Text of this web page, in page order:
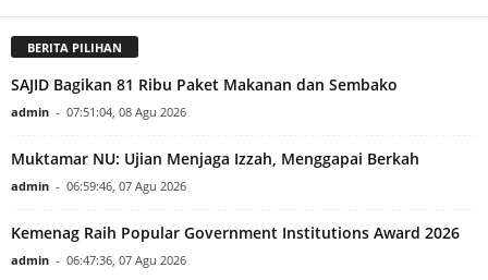
BERITA PILIHAN
SAJID Bagikan 81 Ribu Paket Makanan dan Sembako
admin - 07:51:04, 08 Agu 2026
Muktamar NU: Ujian Menjaga Izzah, Menggapai Berkah
admin - 06:59:46, 07 Agu 2026
Kemenag Raih Popular Government Institutions Award 2026
admin - 06:47:36, 07 Agu 2026